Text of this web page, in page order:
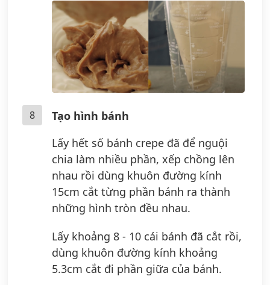
8
Tạo hình bánh
Lấy hết số bánh crepe đã để nguội
chia làm nhiều phần, xếp chồng lên
nhau rồi dùng khuôn đường kính
15cm cắt từng phần bánh ra thành
những hình tròn đều nhau.
Lấy khoảng 8 - 10 cái bánh đã cắt rồi,
dùng khuôn đường kính khoảng
5.3cm cắt đi phần giữa của bánh.